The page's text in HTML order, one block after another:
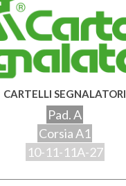
CARTELLI SEGNALATORI
Pad. A
Corsia A1
10-11-11A-27